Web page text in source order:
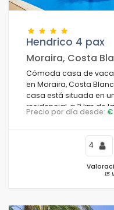
Hendrico 4 pax
Moraira, Costa
Cómoda casa de
en Moraira, Costa
casa está situada en
residencial, a 3 km de
Precio por día desde: €
4
15